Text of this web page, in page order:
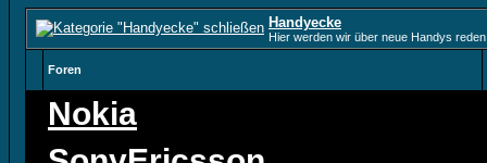
Handyecke
Hier werden wir über neue Handys
Foren
Nokia